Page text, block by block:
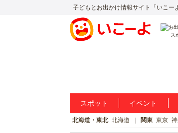
子どもとお出かけ情報サイト「いこー
ス
スポット イベント
北海道・東北 北海道 関東 東京 神